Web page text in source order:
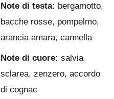
Note di testa: bergamotto,
bacche rosse, pompelmo,
arancia amara, cannella
Note di cuore: salvia
sclarea, zenzero, accordo
di cognac